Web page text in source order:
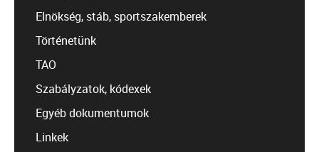
Elnökség, stáb, sportszakemberek
Történetünk
TAO
Szabályzatok, kódexek
Egyéb dokumentumok
Linkek